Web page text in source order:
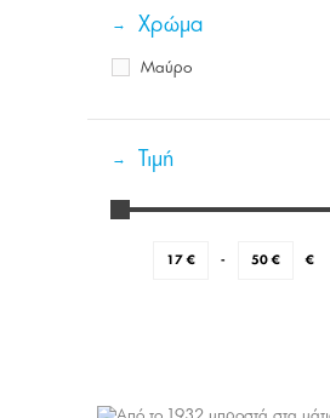
Χρώμα
Μαύρο
Τιμή
17€ - 50€ €